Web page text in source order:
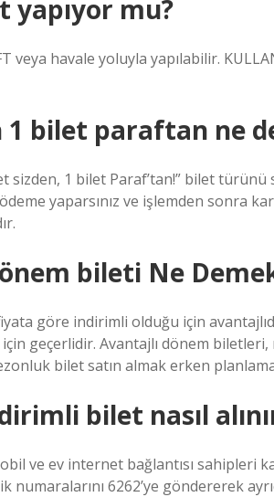
mu?
veya havale yoluyla yapılabilir.
1 bilet paraftan ne
sizden, 1 bilet Paraf’tan!” bilet
yaparsınız ve işlemden sonra
bileti Ne
göre indirimli olduğu için
geçerlidir. Avantajlı dönem biletleri,
bilet satın almak erken
bilet nasıl
ve ev internet bağlantısı sahipleri
numaralarını 6262’ye göndererek